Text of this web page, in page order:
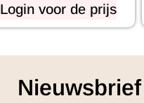
Login voor de prijs
Nieuwsbrief